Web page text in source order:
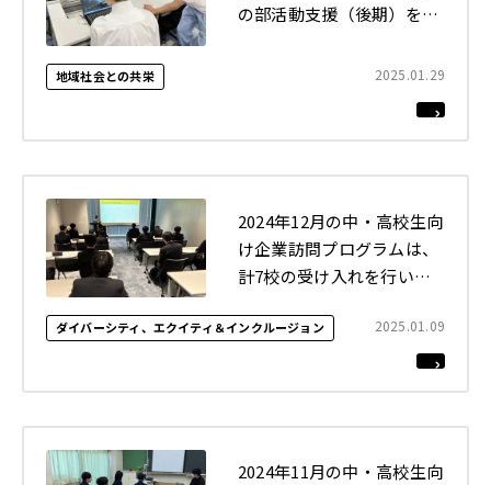
地域社会との共栄 2025.01.29
の部活動支援（後期）を実
ダイバーシティ、エクイティ＆インクルージョン 2025.01.09
2024年12月の中・高校生向
け企業訪問プログラムは、
計7校の受け入れを行いま
2024年11月の中・高校生向